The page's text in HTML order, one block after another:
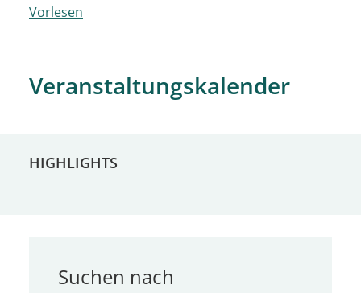
Vorlesen
Veranstaltungskalender
HIGHLIGHTS
Suchen nach